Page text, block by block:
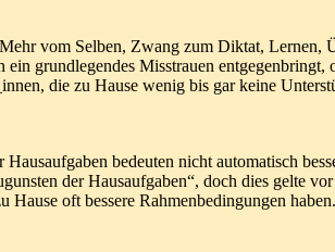
vom Selben, Zwang zum Diktat, Lernen,
grundlegendes Misstrauen entgegenbringt,
die zu Hause wenig bis gar keine
bedeuten nicht automatisch
der Hausaufgaben“, doch dies gelte
oft bessere Rahmenbedingungen haben.